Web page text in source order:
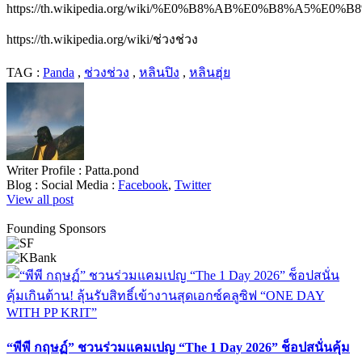
https://th.wikipedia.org/wiki/
https://th.wikipedia.org/wiki/ช่วงช่วง
TAG : Panda , ช่วงช่วง , หลินปิง , หลินฮุ่ย
Writer Profile : Patta.pond
Blog : Social Media : Facebook, Twitter
View all post
Founding Sponsors
“พีพี กฤษฏ์” ชวนร่วมแคมเปญ “The 1 Day 2026” ช็อปสนั่นคุ้ม